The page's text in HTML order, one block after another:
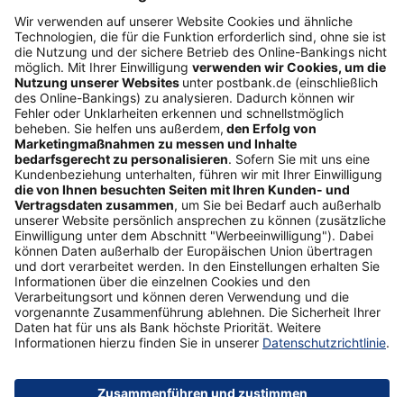
Interessant
Freundschaftswerbung
Schufa-Auskunft
Soziales Engagement
Nachhaltigkeit
ETF-Sparplanrechner
Beliebt
Umzugskredit
Gemeinschaftskonto
ETFs
Gehaltskonto
Anschlussfinanzierung